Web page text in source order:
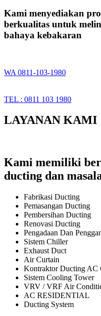
Kami menyediakan
berkualitas untuk
bahaya kebakaran
WA 0811-103-1980
TEL : 0811 103 1980
LAYANAN KAMI
Kami memiliki
ducting dan
Fabrikasi Ducting
Pemasangan Ducting
Pembersihan Ducting
Renovasi Ducting
Pengadaan Dan
Sistem Chiller
Exhaust Duct
Air Curtain
Kontraktor Ducting AC
Sistem Cooling Tower
VRV / VRF Air
AC RESIDENTIAL
Ducting System